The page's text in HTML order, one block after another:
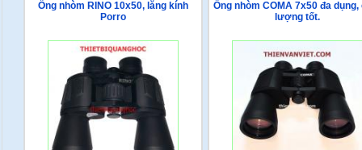
Ống nhòm RINO 10x50, lăng kính
Porro
Ống nhòm COMA 7x50 đa dụng,
lượng tốt.